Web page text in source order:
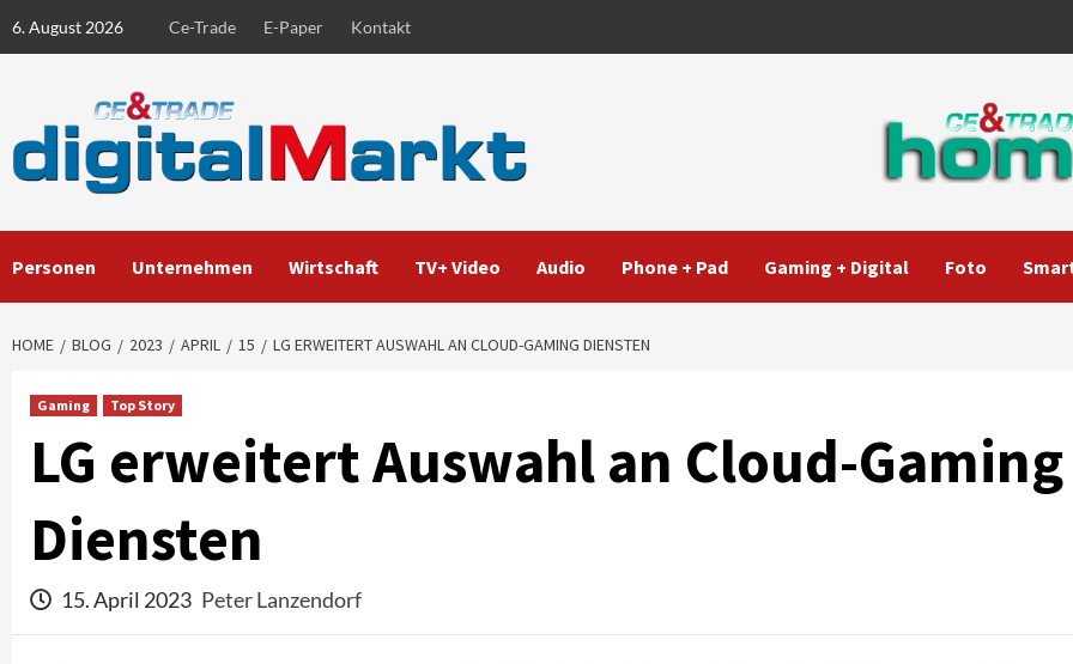
6. August 2026 Ce-Trade E-Paper Kontakt
Personen Unternehmen Wirtschaft TV+ Video Audio Phone + Pad Gaming + Digital Foto
HOME BLOG 2023 APRIL 15 LG ERWEITERT AUSWAHL AN CLOUD-GAMING DIENSTEN
Gaming Top Story
LG erweitert Auswahl an Cloud-Gaming
Diensten
15. April 2023 Peter Lanzendorf